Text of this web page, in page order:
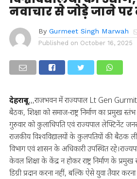
नवाचार से जोड़े जाने
By Gurmeet Singh Marwah
Published on October 16, 2025
देहरादून,,,राजभवन में राज्यपाल Lt Gen
बैठक, शिक्षा को समाज-राष्ट्र निर्माण का प्रमुख
गुरुवार को कुलाधिपति एवं राज्यपाल लेफ्टिनेंट
राजकीय विश्वविद्यालयों के कुलपतियों की बैठक
विभाग एवं शासन के अधिकारी उपस्थित
केवल शिक्षा के केंद्र न होकर राष्ट्र निर्माण के
डिग्री प्रदान करना नहीं, बल्कि ऐसे युवा तैयार